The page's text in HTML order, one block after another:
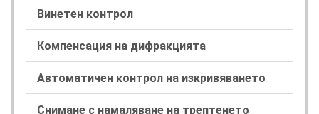
Винетен контрол
Компенсация на дифракцията
Автоматичен контрол на изкривяването
Снимане с намаляване на трептенето